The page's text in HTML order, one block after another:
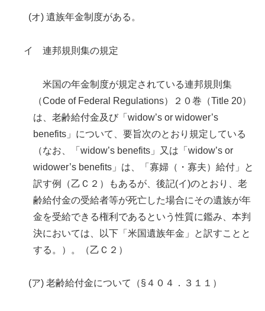
(オ) 遺族年金制度がある。
イ 連邦規則集の規定
米国の年金制度が規定されている連邦規則集
（Code of Federal Regulations）２０巻（Title 20）
は、老齢給付金及び「widow’s or widower’s
benefits」について、要旨次のとおり規定している
（なお、「widow’s benefits」又は「widow’s or
widower’s benefits」は、「寡婦（・寡夫）給付」と
訳す例（乙Ｃ２）もあるが、後記(イ)のとおり、老
齢給付金の受給者等が死亡した場合にその遺族が年
金を受給できる権利であるという性質に鑑み、本判
決においては、以下「米国遺族年金」と訳すことと
する。）。（乙Ｃ２）
(ア) 老齢給付金について（§４０４．３１１）